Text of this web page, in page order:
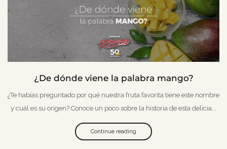
¿De dónde viene la palabra mango?
¿Te habías preguntado por qué nuestra fruta favorita tiene este nombre
y cuál es su origen? Conoce un poco sobre la historia de esta delicia...
Continue reading